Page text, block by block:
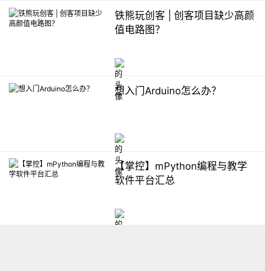
铁熊玩创客 | 创客项目缺少高颜
值电路图？
想入门Arduino怎么办？
【掌控】mPython编程与教学
软件平台汇总